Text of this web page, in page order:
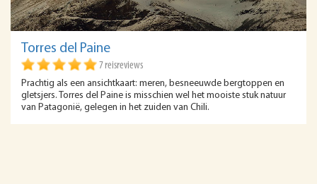
Torres del Paine
7 reisreviews
Prachtig als een ansichtkaart: meren, besneeuwde bergtoppen en
gletsjers. Torres del Paine is misschien wel het mooiste stuk natuur
van Patagonië, gelegen in het zuiden van Chili.